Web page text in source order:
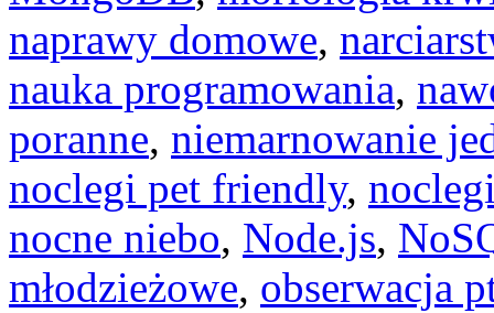
naprawy domowe,
nauka programowania,
poranne, niemarnowanie
noclegi pet friendly,
nocne niebo, Node.js,
młodzieżowe, obserwacja